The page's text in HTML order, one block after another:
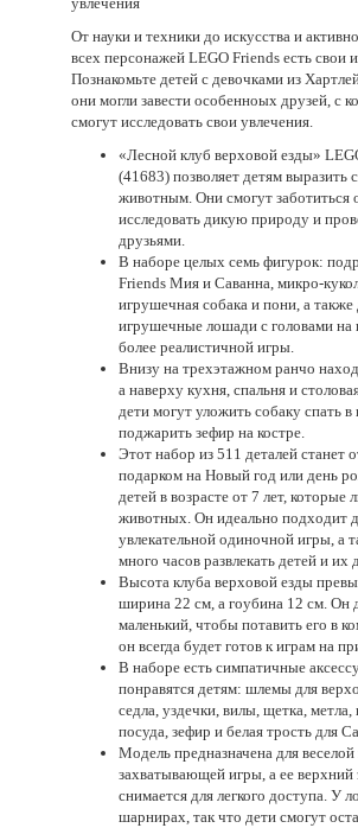
От науки и техники до искусства и
всех персонажей LEGO Friends есть свои
Познакомьте детей с девочками из
они могли завести особенноых друзей, с
смогут исследовать свои увлечения.
«Лесной клуб верховой езды»
(41683) позволяет детям выразить
животным. Они смогут заботиться
исследовать дикую природу и
друзьями.
В наборе целых семь фигурок:
Friends Мия и Саванна, микро-
игрушечная собака и пони, а также
игрушечные лошади с головами на
более реалистичной игры.
Внизу на трехэтажном ранчо
а наверху кухня, спальня и
дети могут уложить собаку спать в
поджарить зефир на костре.
Этот набор из 511 деталей станет
подарком на Новый год или день
детей в возрасте от 7 лет, которые
животных. Он идеально подходит
увлекательной одиночной игры, а
много часов развлекать детей и их
Высота клуба верховой езды
ширина 22 см, а гоубина 12 см. Он
маленький, чтобы потавить его в
он всегда будет готов к играм на
В наборе есть симпатичные
понравятся детям: шлемы для
седла, уздечки, вилы, щетка, метла,
посуда, зефир и белая трость для
Модель предназначена для веселой
захватывающей игры, а ее верхний
снимается для легкого доступа. У
шарнирах, так что дети смогут